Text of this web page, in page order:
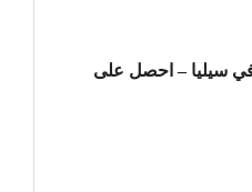
سيليا – احصل على